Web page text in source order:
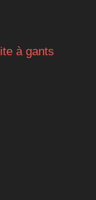
à gants